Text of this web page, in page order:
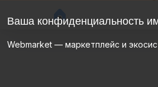
Ваша конфиденциальность
Webmarket — маркетплейс и